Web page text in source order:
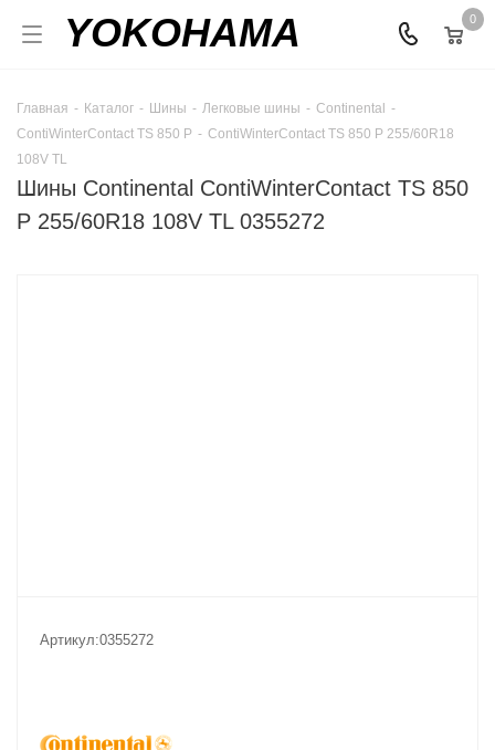
YOKOHAMA 0
Главная - Каталог - Шины - Легковые шины - Continental -
ContiWinterContact TS 850 P - ContiWinterContact TS 850 P 255/60R18
108V TL
Шины Continental ContiWinterContact TS 850
P 255/60R18 108V TL 0355272
Артикул:0355272